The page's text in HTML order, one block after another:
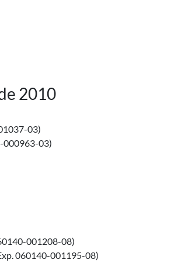
2010
03)
000963-03)
001208-08)
060140-001195-08)